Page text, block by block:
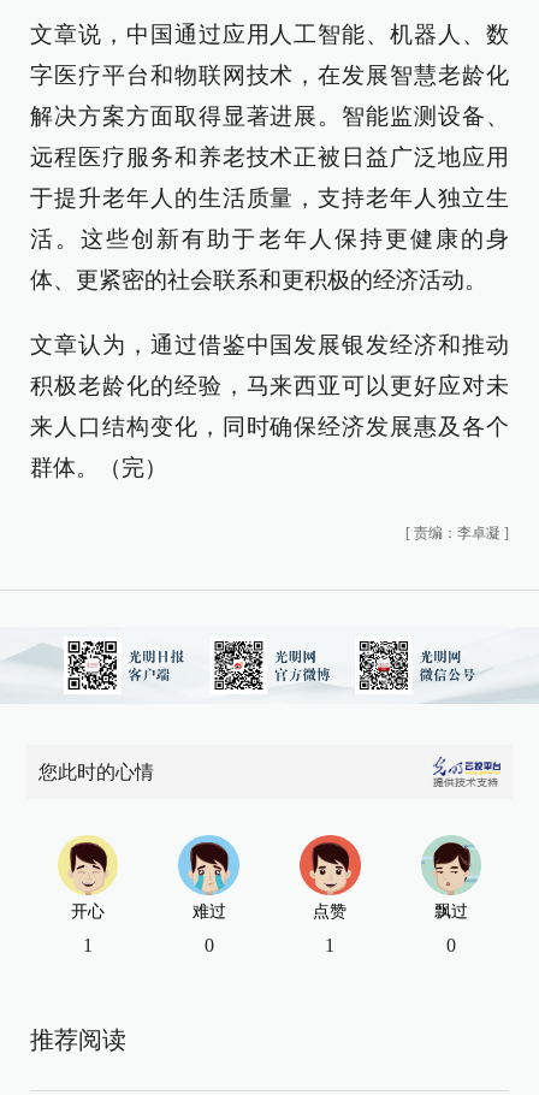
文章说，中国通过应用人工智能、机器人、数
字医疗平台和物联网技术，在发展智慧老龄化
解决方案方面取得显著进展。智能监测设备、
远程医疗服务和养老技术正被日益广泛地应用
于提升老年人的生活质量，支持老年人独立生
活。这些创新有助于老年人保持更健康的身
体、更紧密的社会联系和更积极的经济活动。
文章认为，通过借鉴中国发展银发经济和推动
积极老龄化的经验，马来西亚可以更好应对未
来人口结构变化，同时确保经济发展惠及各个
群体。（完）
[ 责编：李卓凝 ]
您此时的心情
开心
1
难过
0
点赞
1
飘过
0
推荐阅读